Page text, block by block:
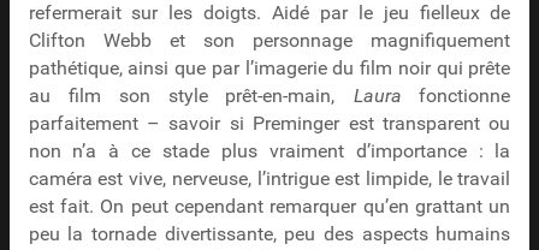
refermerait sur les doigts. Aidé par le jeu fielleux de
Clifton Webb et son personnage magnifiquement
pathétique, ainsi que par l’imagerie du film noir qui prête
au film son style prêt-en-main, Laura fonctionne
parfaitement – savoir si Preminger est transparent ou
non n’a à ce stade plus vraiment d’importance : la
caméra est vive, nerveuse, l’intrigue est limpide, le travail
est fait. On peut cependant remarquer qu’en grattant un
peu la tornade divertissante, peu des aspects humains